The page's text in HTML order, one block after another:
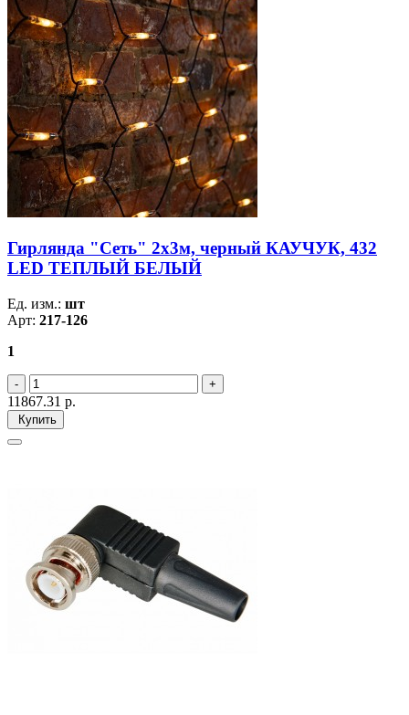
Гирлянда "Сеть" 2x3м, черный КАУЧУК, 432
LED ТЕПЛЫЙ БЕЛЫЙ
Ед. изм.: шт
Арт: 217-126
1
11867.31 р.
Купить